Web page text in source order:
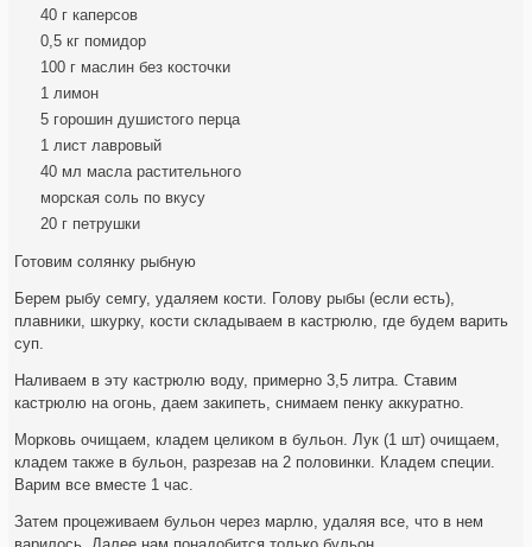
40 г каперсов
0,5 кг помидор
100 г маслин без косточки
1 лимон
5 горошин душистого перца
1 лист лавровый
40 мл масла растительного
морская соль по вкусу
20 г петрушки
Готовим солянку рыбную
Берем рыбу семгу, удаляем кости. Голову рыбы (если есть),
плавники, шкурку, кости складываем в кастрюлю, где будем варить
суп.
Наливаем в эту кастрюлю воду, примерно 3,5 литра. Ставим
кастрюлю на огонь, даем закипеть, снимаем пенку аккуратно.
Морковь очищаем, кладем целиком в бульон. Лук (1 шт) очищаем,
кладем также в бульон, разрезав на 2 половинки. Кладем специи.
Варим все вместе 1 час.
Затем процеживаем бульон через марлю, удаляя все, что в нем